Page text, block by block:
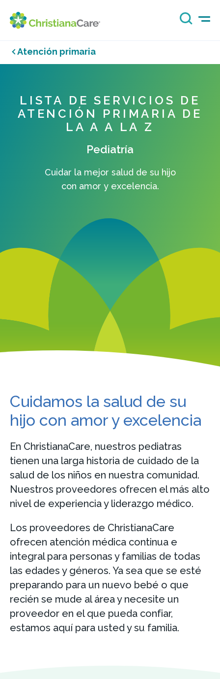
Atención primaria
LISTA DE SERVICIOS DE
ATENCIÓN PRIMARIA DE
LA A A LA Z
Pediatría
Cuidar la mejor salud de su hijo
con amor y excelencia.
Cuidamos la salud de su
hijo con amor y excelencia
En ChristianaCare, nuestros pediatras
tienen una larga historia de cuidado de la
salud de los niños en nuestra comunidad.
Nuestros proveedores ofrecen el más alto
nivel de experiencia y liderazgo médico.
Los proveedores de ChristianaCare
ofrecen atención médica continua e
integral para personas y familias de todas
las edades y géneros. Ya sea que se esté
preparando para un nuevo bebé o que
recién se mude al área y necesite un
proveedor en el que pueda confiar,
estamos aquí para usted y su familia.